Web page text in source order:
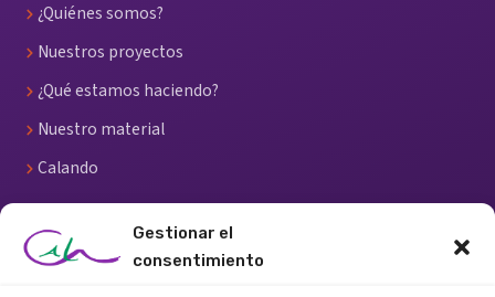
Gestionar el
consentimiento
¿Quiénes somos?
Nuestros proyectos
¿Qué estamos haciendo?
Nuestro material
Calando
RECURSOS